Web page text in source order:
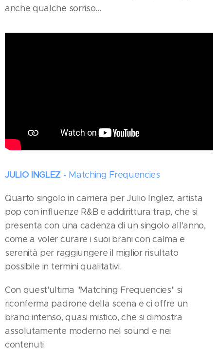
anche qualche sorriso...
JULIO INGLEZ - Matching Frequencies
Quarto singolo in carriera per Julio Inglez, artista
pop con influenze R&B e addirittura trap, che si
presenta con una cadenza di un singolo all'anno,
come a voler curare i suoi brani con calma e
serenità per raggiungere il miglior risultato
possibile in termini qualitativi.
Con quest'ultima "Matching Frequencies" si
riconferma padrone della scena e ci offre un
brano intenso, quasi mistico, che si dimostra
assolutamente moderno nel sound e nei
contenuti.